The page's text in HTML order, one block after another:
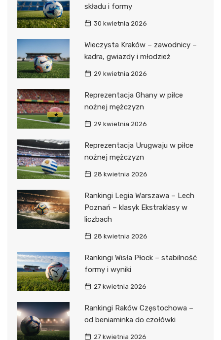
składu i formy
30 kwietnia 2026
Wieczysta Kraków – zawodnicy –
kadra, gwiazdy i młodzież
29 kwietnia 2026
Reprezentacja Ghany w piłce
nożnej mężczyzn
29 kwietnia 2026
Reprezentacja Urugwaju w piłce
nożnej mężczyzn
28 kwietnia 2026
Rankingi Legia Warszawa – Lech
Poznań – klasyk Ekstraklasy w
liczbach
28 kwietnia 2026
Rankingi Wisła Płock – stabilność
formy i wyniki
27 kwietnia 2026
Rankingi Raków Częstochowa –
od beniaminka do czołówki
27 kwietnia 2026